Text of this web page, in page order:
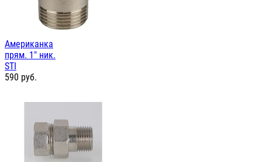
Американка
прям. 1" ник.
STI
590 руб.